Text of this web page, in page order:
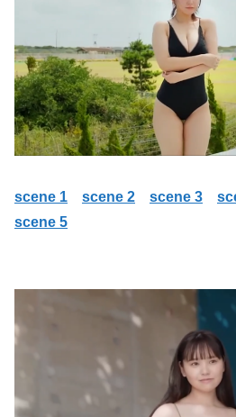
scene 1 scene 2 scene 3
scene 5